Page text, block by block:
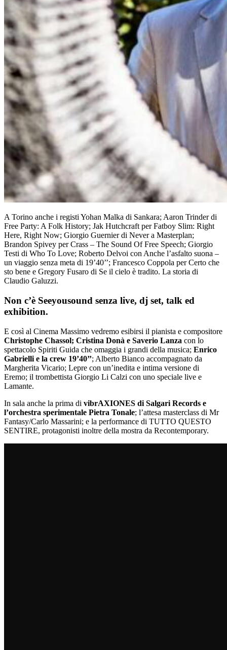
A Torino anche i registi Yohan Malka di Sankara; Aaron Trinder di
Free Party: A Folk History; Jak Hutchcraft per Fatboy Slim: Right
Here, Right Now; Giorgio Guernier di Never a Masterplan;
Brandon Spivey per Crass – The Sound Of Free Speech; Giorgio
Testi di Who To Love; Roberto Delvoi con Anche l’asfalto suona –
un viaggio senza meta di 19’40’’; Francesco Coppola per Certo che
sto bene e Gregory Fusaro di Se il cielo è tradito. La storia di
Claudio Galuzzi.
Non c’è Seeyousound senza live, dj set, talk ed
exhibition.
E così al Cinema Massimo vedremo esibirsi il pianista e compositore
Christophe Chassol; Cristina Donà e Saverio Lanza con lo
spettacolo Spiriti Guida che omaggia i grandi della musica; Enrico
Gabrielli e la crew 19’40’’; Alberto Bianco accompagnato da
Margherita Vicario; Lepre con un’inedita e intima versione di
Eremo; il trombettista Giorgio Li Calzi con uno speciale live e
Lamante.
In sala anche la prima di vibrAXIONES di Salgari Records e
l’orchestra sperimentale Pietra Tonale; l’attesa masterclass di Mr
Fantasy/Carlo Massarini; e la performance di TUTTO QUESTO
SENTIRE, protagonisti inoltre della mostra da Recontemporary.